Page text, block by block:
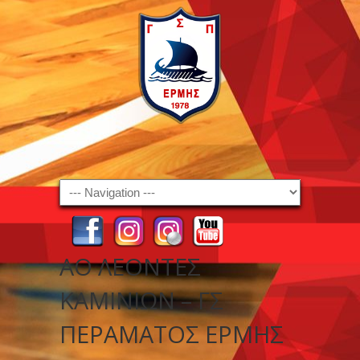
Navigation
ΑΟ ΛΕΟΝΤΕΣ
ΚΑΜΙΝΙΩΝ – ΓΣ
ΠΕΡΑΜΑΤΟΣ ΕΡΜΗΣ